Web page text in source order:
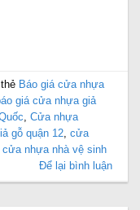
Báo giá cửa nhựa
giá cửa nhựa giả
,Cửa nhựa
gỗ quận 12 ,cửa
cửa nhựa nhà vệ sinh
Để lại bình luận